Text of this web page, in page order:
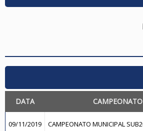
DATA CAMPEONATO
09/11/2019 CAMPEONATO MUNICIPAL